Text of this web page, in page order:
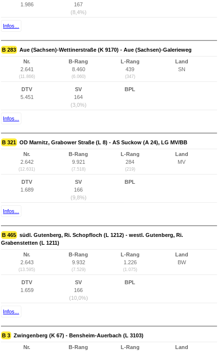
1.986
167
(8,4%)
Infos...
B 283 Aue (Sachsen)-Wettinerstraße (K 9170) - Aue (Sachsen)-Galerieweg
Nr.
2.641
(11.866)
B-Rang
8.460
(6.060)
L-Rang
439
(347)
Land
SN
DTV
5.451
SV
164
(3,0%)
BPL
Infos...
B 321 OD Marnitz, Grabower Straße (L 8) - AS Suckow (A 24), LG MV/BB
Nr.
2.642
(12.631)
B-Rang
9.921
(7.518)
L-Rang
284
(219)
Land
MV
DTV
1.689
SV
166
(9,8%)
BPL
Infos...
B 465 südl. Gutenberg, Ri. Schopfloch (L 1212) - westl. Gutenberg, Ri.
Grabenstetten (L 1211)
Nr.
2.643
(13.595)
B-Rang
9.932
(7.529)
L-Rang
1.226
(1.075)
Land
BW
DTV
1.659
SV
166
(10,0%)
BPL
Infos...
B 3 Zwingenberg (K 67) - Bensheim-Auerbach (L 3103)
Nr.
B-Rang
L-Rang
Land